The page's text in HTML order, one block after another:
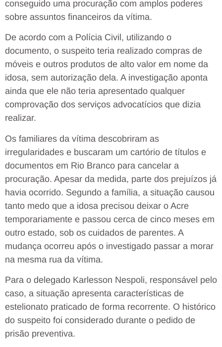
conseguido uma procuração com amplos poderes
sobre assuntos financeiros da vítima.
De acordo com a Polícia Civil, utilizando o
documento, o suspeito teria realizado compras de
móveis e outros produtos de alto valor em nome da
idosa, sem autorização dela. A investigação aponta
ainda que ele não teria apresentado qualquer
comprovação dos serviços advocatícios que dizia
realizar.
Os familiares da vítima descobriram as
irregularidades e buscaram um cartório de títulos e
documentos em Rio Branco para cancelar a
procuração. Apesar da medida, parte dos prejuízos já
havia ocorrido. Segundo a família, a situação causou
tanto medo que a idosa precisou deixar o Acre
temporariamente e passou cerca de cinco meses em
outro estado, sob os cuidados de parentes. A
mudança ocorreu após o investigado passar a morar
na mesma rua da vítima.
Para o delegado Karlesson Nespoli, responsável pelo
caso, a situação apresenta características de
estelionato praticado de forma recorrente. O histórico
do suspeito foi considerado durante o pedido de
prisão preventiva.